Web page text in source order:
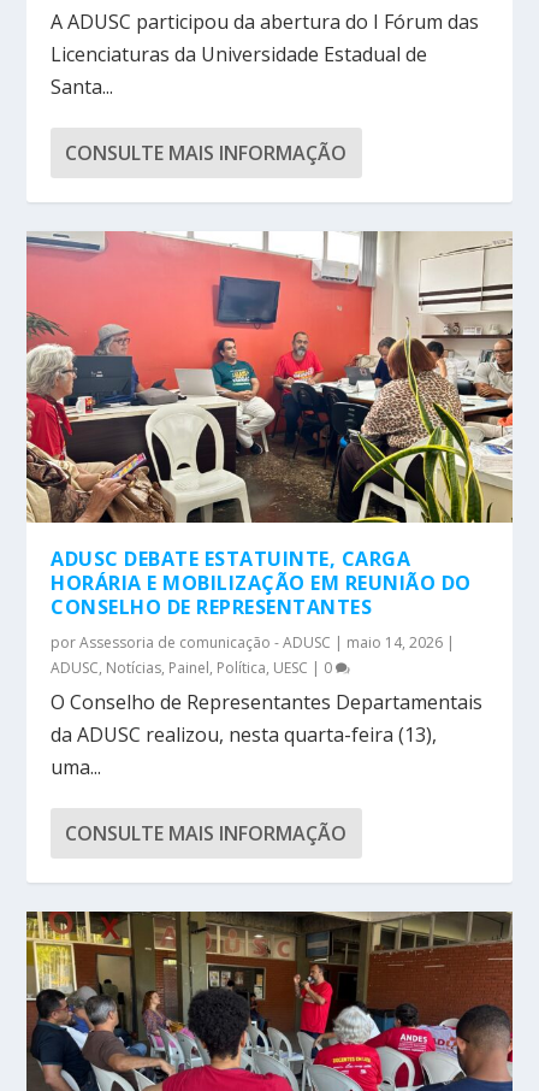
A ADUSC participou da abertura do I Fórum das
Licenciaturas da Universidade Estadual de
Santa...
CONSULTE MAIS INFORMAÇÃO
ADUSC DEBATE ESTATUINTE, CARGA
HORÁRIA E MOBILIZAÇÃO EM REUNIÃO DO
CONSELHO DE REPRESENTANTES
porAssessoria de comunicação - ADUSC | maio 14, 2026 |
ADUSC, Notícias, Painel, Política, UESC | 0
O Conselho de Representantes Departamentais
da ADUSC realizou, nesta quarta-feira (13),
uma...
CONSULTE MAIS INFORMAÇÃO